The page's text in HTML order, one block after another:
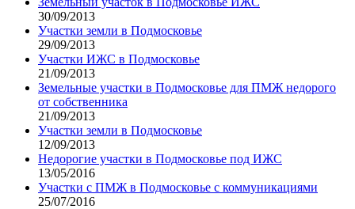
30/09/2013
Участки земли в Подмосковье
29/09/2013
Участки ИЖС в Подмосковье
21/09/2013
Земельные участки в Подмосковье для ПМЖ недорого
от собственника
21/09/2013
Участки земли в Подмосковье
12/09/2013
Недорогие участки в Подмосковье под ИЖС
13/05/2016
Участки с ПМЖ в Подмосковье с коммуникациями
25/07/2016